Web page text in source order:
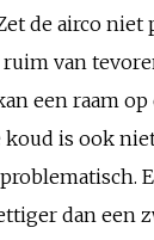
de airco niet
ruim van
een raam
is ook
dan een